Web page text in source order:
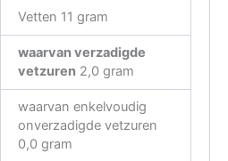
Vetten 11 gram
waarvan verzadigde
vetzuren 2,0 gram
waarvan enkelvoudig
onverzadigde vetzuren
0,0 gram